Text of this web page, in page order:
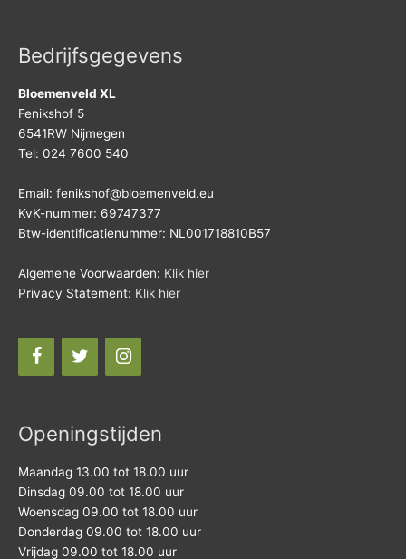
Bedrijfsgegevens
Bloemenveld XL
Fenikshof 5
6541RW Nijmegen
Tel: 024 7600 540
Email: fenikshof@bloemenveld.eu
KvK-nummer: 69747377
Btw-identificatienummer: NL001718810B57
Algemene Voorwaarden: Klik hier
Privacy Statement: Klik hier
Openingstijden
Maandag 13.00 tot 18.00 uur
Dinsdag 09.00 tot 18.00 uur
Woensdag 09.00 tot 18.00 uur
Donderdag 09.00 tot 18.00 uur
Vrijdag 09.00 tot 18.00 uur